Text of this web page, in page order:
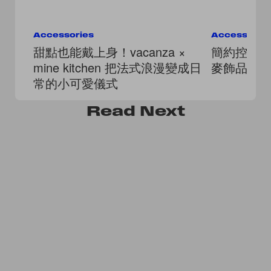
Accessories
甜點也能戴上身！vacanza ×
mine kitchen 把法式浪漫變成日
常的小可愛儀式
簡約控會
麥飾品品
Read Next